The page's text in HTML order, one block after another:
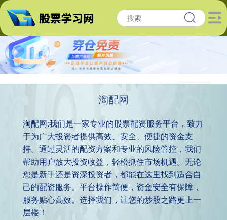
淘配网
淘配网:我们是一家专业的股票配资服务平台，致力
于为广大投资者提供高效、安全、便捷的资金支
持。通过灵活的配资方案和专业的风险管控，我们
帮助用户放大投资收益，轻松抓住市场机遇。无论
您是新手还是资深投资者，都能在这里找到适合自
己的配资服务。平台操作简便，资金安全有保障，
服务贴心高效。选择我们，让您的炒股之路更上一
层楼！